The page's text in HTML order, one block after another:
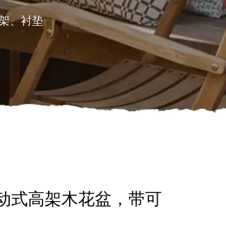
、衬垫
式高架木花盆，带可